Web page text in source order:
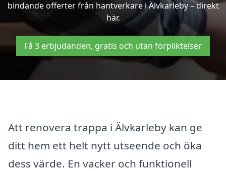
bindande offerter från hantverkare i Älvkarleby – direkt
här.
Få 3 erbjudanden, gratis och utan förpliktelser
Att renovera trappa i Älvkarleby kan ge
ditt hem ett helt nytt utseende och öka
dess värde. En vacker och funktionell